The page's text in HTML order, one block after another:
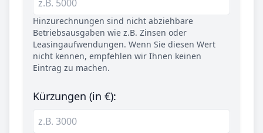
Hinzurechnungen sind nicht abziehbare
Betriebsausgaben wie z.B. Zinsen oder
Leasingaufwendungen. Wenn Sie diesen Wert
nicht kennen, empfehlen wir Ihnen keinen
Eintrag zu machen.
Kürzungen (in €):